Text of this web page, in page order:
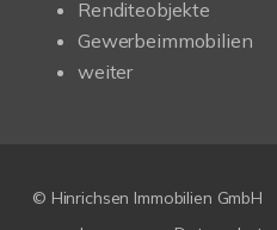
Renditeobjekte
Gewerbeimmobilien
weiter
© Hinrichsen Immobilien GmbH